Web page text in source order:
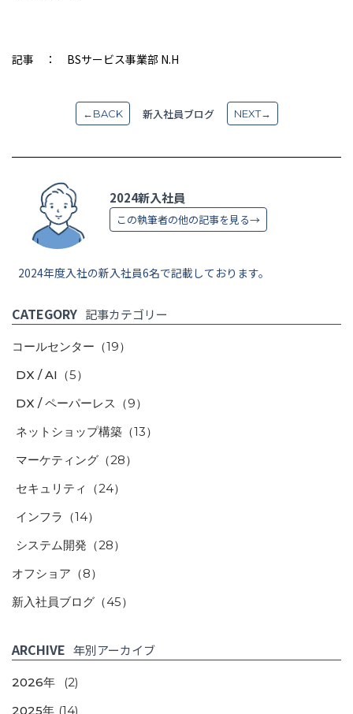
記事 ： BSサービス事業部 N.H
←BACK 新入社員ブログ NEXT→
2024新入社員
この執筆者の他の記事を見る→
2024年度入社の新入社員6名で記載しております。
CATEGORY 記事カテゴリー
コールセンター （19）
DX / AI （5）
DX / ペーパーレス （9）
ネットショップ構築 （13）
マーケティング （28）
セキュリティ
（24）
インフラ （14）
システム開発 （28）
オフショア （8）
新入社員ブログ （45）
ARCHIVE 年別アーカイブ
2026年
(2)
2025年 (14)